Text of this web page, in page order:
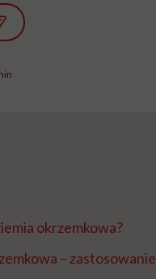
okrzemkowa?
– zastosowanie